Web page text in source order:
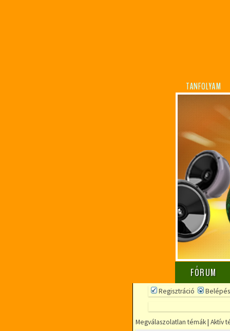
TANFOLYAM
FÓRUM
Regisztráció Belépés
Megválaszolatlan témák| Aktív